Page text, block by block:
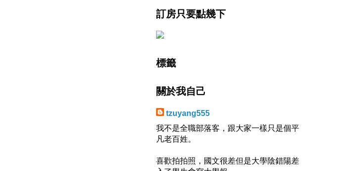
訂房只要點幾下
標籤
關於我自己
tzuyang555
我不是全職部落客，跟大家一樣只是個平
凡老百姓。
喜歡拍拍照，國文很差但是大學陰錯陽差